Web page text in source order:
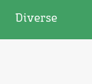
Diverse